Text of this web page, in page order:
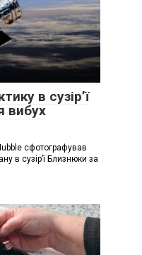
в сузір’ї
вибух
сфотографував
в сузір’ї Близнюки за